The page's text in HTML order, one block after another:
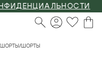
ШОРТЫ /ШОРТЫ